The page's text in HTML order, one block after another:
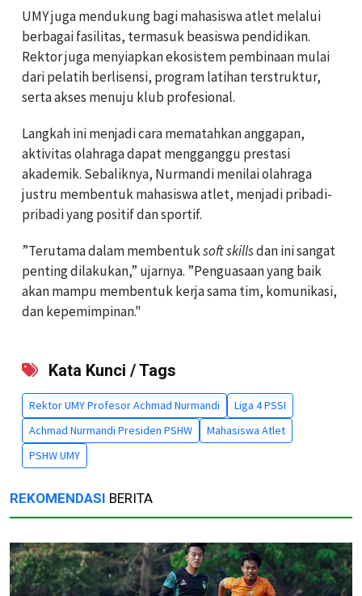
UMY juga mendukung bagi mahasiswa atlet melalui
berbagai fasilitas, termasuk beasiswa pendidikan.
Rektor juga menyiapkan ekosistem pembinaan mulai
dari pelatih berlisensi, program latihan terstruktur,
serta akses menuju klub profesional.
Langkah ini menjadi cara mematahkan anggapan,
aktivitas olahraga dapat mengganggu prestasi
akademik. Sebaliknya, Nurmandi menilai olahraga
justru membentuk mahasiswa atlet, menjadi pribadi-
pribadi yang positif dan sportif.
”Terutama dalam membentuksoft skillsdan ini sangat
penting dilakukan,” ujarnya. ”Penguasaan yang baik
akan mampu membentuk kerja sama tim, komunikasi,
dan kepemimpinan."
Kata Kunci / Tags
Rektor UMY Profesor Achmad Nurmandi
Liga 4 PSSI
Achmad Nurmandi Presiden PSHW
Mahasiswa Atlet
PSHW UMY
REKOMENDASI BERITA